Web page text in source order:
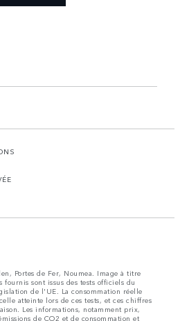
Portes de Fer, Noumea. Image à titre
sont issus des tests officiels du
de l'UE. La consommation réelle
atteinte lors de ces tests, et ces chiffres
Les informations, notamment prix,
de CO2 et de consommation et